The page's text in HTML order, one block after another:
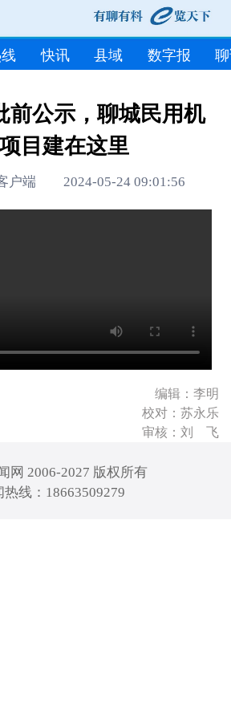
快讯 县域 数字报
前公示，聊城民用机
目建在这里
户端 2024-05-24 09:01:56
编辑：李明
校对：苏永乐
审核：刘 飞
网 2006-2027 版权所有
热线：18663509279